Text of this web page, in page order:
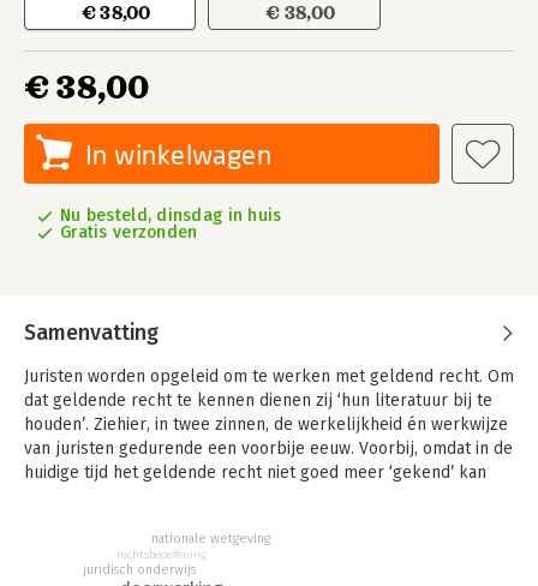
€ 38,00 € 38,00
€ 38,00
In winkelwagen
Nu besteld, dinsdag in huis
Gratis verzonden
Samenvatting
Juristen worden opgeleid om te werken met geldend recht. Om
dat geldende recht te kennen dienen zij ‘hun literatuur bij te
houden’. Ziehier, in twee zinnen, de werkelijkheid én werkwijze
van juristen gedurende een voorbije eeuw. Voorbij, omdat in de
huidige tijd het geldende recht niet goed meer ‘gekend’ kan
Er bestaat een kenprobleem met betrekking tot het geldende
recht van Europese origine. Het kenprobleem bestaat uit twee
juridisch onderwijs
rechtsbeoefening
nationale wetgeving